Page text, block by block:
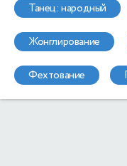
танец: народный
жонглирование
фехтование